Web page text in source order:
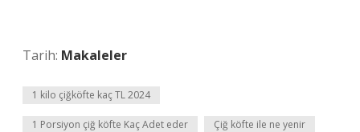
Tarih: Makaleler
1 kilo çiğköfte kaç TL 2024
1 Porsiyon çiğ köfte Kaç Adet eder Çiğ köfte ile ne yenir